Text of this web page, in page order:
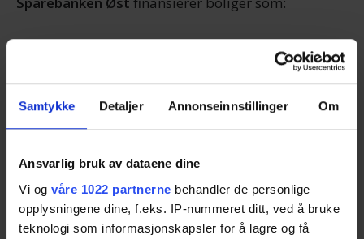
Samtykke Detaljer Annonseinnstillinger Om
Ansvarlig bruk av dataene dine
Vi og våre 1022 partnerne behandler de personlige
opplysningene dine, f.eks. IP-nummeret ditt, ved å bruke
teknologi som informasjonskapsler for å lagre og få
har energimerke A eller B
har sertifiseringen very good, excellent eller
outstanding fra BREEAM-NOOR
er svanemerket
Les også:Ferdighus vs. arkitekttegnet hus